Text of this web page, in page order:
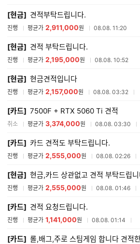
[현금] 견적부탁드립니다.
진행 평균가 2,911,000원 08.08. 11:20
[현금] 견적 부탁드립니다.
진행 평균가 2,195,000원 08.08. 10:52
[현금] 현금견적입니다
진행 평균가 2,157,000원 08.08. 03:32
[카드] 7500F + RTX 5060 Ti 견적
취소 평균가 3,374,000원 08.08. 03:30
[카드] 카드 견적도 부탁드립니다.
진행 평균가 2,555,000원 08.08. 02:26
[현금] 현금,카드 상관없고 견적 부탁드립
진행 평균가 2,555,000원 08.08. 01:46
[카드] 견적 요청드립니다.
진행 평균가 1,141,000원 08.08. 01:14
[카드] 롤,배그,주로 스팀게임 합니다 견적